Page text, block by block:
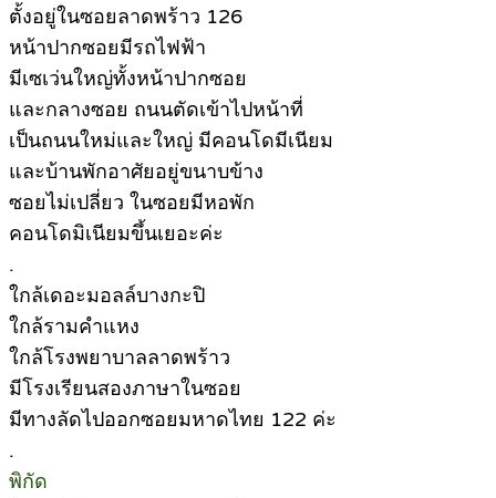
ตั้งอยู่ในซอยลาดพร้าว 126
หน้าปากซอยมีรถไฟฟ้า
มีเซเว่นใหญ่ทั้งหน้าปากซอย
และกลางซอย ถนนตัดเข้าไปหน้าที่
เป็นถนนใหม่และใหญ่ มีคอนโดมีเนียม
และบ้านพักอาศัยอยู่ขนาบข้าง
ซอยไม่เปลี่ยว ในซอยมีหอพัก
คอนโดมิเนียมขึ้นเยอะค่ะ
.
ใกล้เดอะมอลล์บางกะปิ
ใกล้รามคำแหง
ใกล้โรงพยาบาลลาดพร้าว
มีโรงเรียนสองภาษาในซอย
มีทางลัดไปออกซอยมหาดไทย 122 ค่ะ
.
พิกัด